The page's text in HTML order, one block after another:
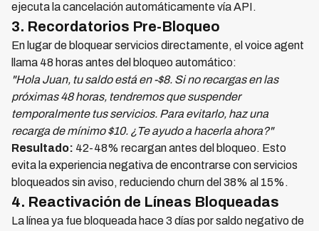
ejecuta la cancelación automáticamente vía API.
3. Recordatorios Pre-Bloqueo
En lugar de bloquear servicios directamente, el voice agent
llama 48 horas antes del bloqueo automático:
"Hola Juan, tu saldo está en -$8. Si no recargas en las
próximas 48 horas, tendremos que suspender
temporalmente tus servicios. Para evitarlo, haz una
recarga de mínimo $10. ¿Te ayudo a hacerla ahora?"
Resultado: 42-48% recargan antes del bloqueo. Esto
evita la experiencia negativa de encontrarse con servicios
bloqueados sin aviso, reduciendo churn del 38% al 15%.
4. Reactivación de Líneas Bloqueadas
La línea ya fue bloqueada hace 3 días por saldo negativo de